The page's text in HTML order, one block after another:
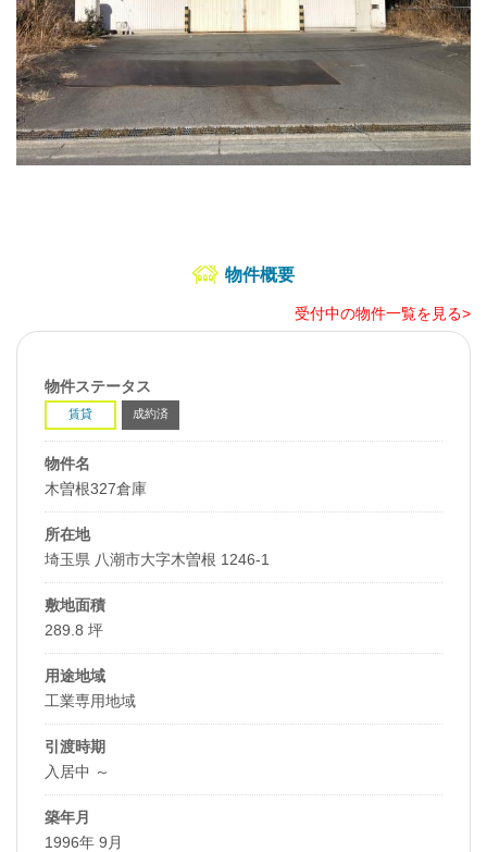
物件概要
受付中の物件一覧を見る>
物件ステータス
賃貸 成約済
物件名
木曽根327倉庫
所在地
埼玉県 八潮市大字木曽根 1246-1
敷地面積
289.8 坪
用途地域
工業専用地域
引渡時期
入居中 ～
築年月
1996年 9月